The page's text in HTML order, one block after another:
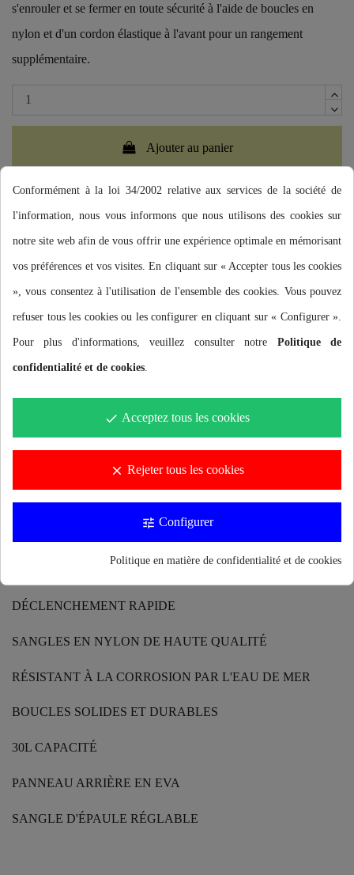
s'enrouler et se fermer en toute sécurité à l'aide de boucles en
nylon et d'un cordon élastique à l'avant pour un rangement
supplémentaire.
Ajouter au panier
Description
COUTURES ÉTANCHES SOUDÉES À HAUTE PRESSION
RÉSISTANT AUX RAYURES ET AUX UV
DÉCLENCHEMENT RAPIDE
SANGLES EN NYLON DE HAUTE QUALITÉ
RÉSISTANT À LA CORROSION PAR L'EAU DE MER
BOUCLES SOLIDES ET DURABLES
30L CAPACITÉ
PANNEAU ARRIÈRE EN EVA
SANGLE D'ÉPAULE RÉGLABLE
Conformément à la loi 34/2002 relative aux services de la société de
l'information, nous vous informons que nous utilisons des cookies sur
notre site web afin de vous offrir une expérience optimale en mémorisant
vos préférences et vos visites. En cliquant sur « Accepter tous les cookies
», vous consentez à l'utilisation de l'ensemble des cookies. Vous pouvez
refuser tous les cookies ou les configurer en cliquant sur « Configurer ».
Pour plus d'informations, veuillez consulter notre Politique de
confidentialité et de cookies.
done Acceptez tous les cookies
clear Rejeter tous les cookies
tune Configurer
Politique en matière de confidentialité et de cookies